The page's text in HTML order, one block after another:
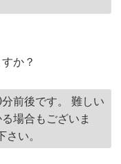
か？
前後です。 難しい
場合もございま
い。